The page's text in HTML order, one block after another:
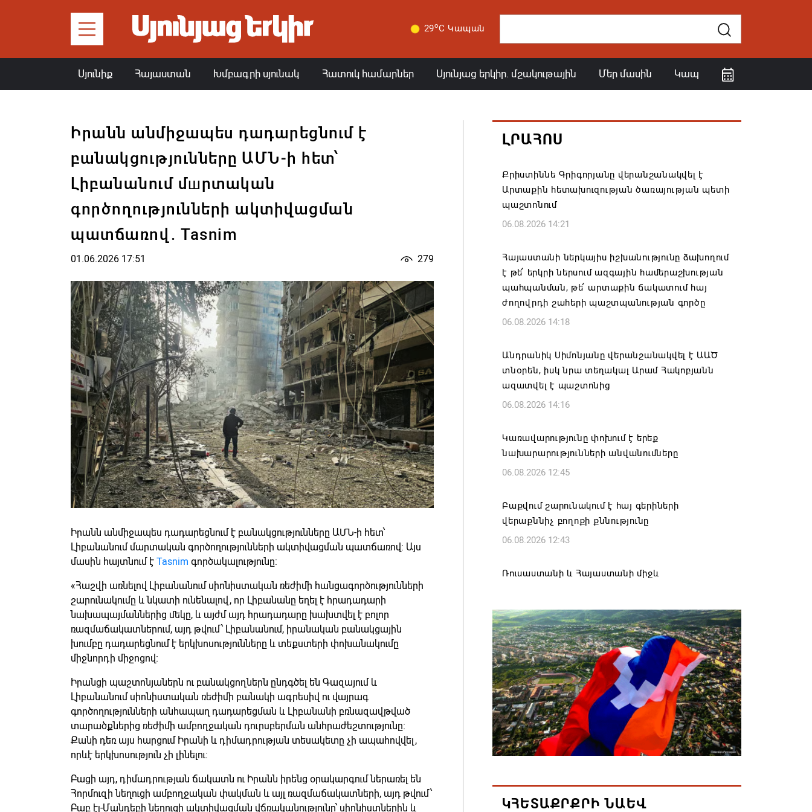
29oC Կապան
Սյունիք Հայաստան Խմբագրի սյունակ Հատուկ համարներ Սյունյաց երկիր. մշակութային Մեր մասին Կապ
Իրանն անմիջապես դադարեցնում է
բանակցությունները ԱՄՆ-ի հետ՝
Լիբանանում մшրտական
գործողությունների ակտիվացման
պատճառով. Tasnim
01.06.2026 17:51 279
Իրանն անմիջապես դադարեցնում է բանակցությունները ԱՄՆ-ի հետ՝
Լիբանանում մարտական գործողությունների ակտիվացման պատճառով: Այս
մասին հայտնում է Tasnim գործակալությունը:
«Հաշվի առնելով Լիբանանում սիոնիստական ռեժիմի հանցագործությունների
շարունակումը և նկատի ունենալով, որ Լիբանանը եղել է հրադադարի
նախապայմաններից մեկը, և այժմ այդ հրադադարը խախտվել է բոլոր
ռազմաճակատներում, այդ թվում՝ Լիբանանում, իրանական բանակցային
խումբը դադարեցնում է երկխոսությունները և տեքստերի փոխանակումը
միջնորդի միջոցով։
Իրանցի պաշտոնյաներն ու բանակցողներն ընդգծել են Գազայում և
Լիբանանում սիոնիստական ռեժիմի բանակի ագրեսիվ ու վայրագ
գործողությունների անհապաղ դադարեցման և Լիբանանի բռնազավթված
տարածքներից ռեժիմի ամբողջական դուրսբերման անհրաժեշտությունը։
Քանի դեռ այս հարցում Իրանի և դիմադրության տեսակետը չի ապահովվել,
որևէ երկխոսություն չի լինելու։
Բացի այդ, դիմադրության ճակատն ու Իրանն իրենց օրակարգում ներառել են
Հորմուզի նեղուցի ամբողջական փակման և այլ ռազմաճակատների, այդ թվում՝
Բաբ էլ-Մանդեբի նեղուցի ակտիվացման վճռականությունը՝ սիոնիստներին և
ԼՐԱՀՈՍ
Քրիստիննե Գրիգորյանը վերանշանակվել է
Արտաքին հետախուզության ծառայության պետի
պաշտոնում
06.08.2026 14:21
Հայաստանի ներկայիս իշխանությունը ձախողում
է թե՛ երկրի ներսում ազգային համերաշխության
պահպանման, թե՛ արտաքին ճակատում հայ
ժողովրդի շահերի պաշտպանության գործը
06.08.2026 14:18
Անդրանիկ Սիմոնյանը վերանշանակվել է ԱԱԾ
տնօրեն, իսկ նրա տեղակալ Արամ Հակոբյանն
ազատվել է պաշտոնից
06.08.2026 14:16
Կառավարությունը փոխում է երեք
նախարարությունների անվանումները
06.08.2026 12:45
Բաքվում շարունակում է հայ գերիների
վերաքննիչ բողոքի քննությունը
06.08.2026 12:43
Ռուսաստանի և Հայաստանի միջև
06.08.2026 12:08
Մեկնարկել է «Շուկայի զարգացող ՓՄՁ
դերակատարների» աջակցության մրցութային
հայտադիմումների ընդունումը
06.08.2026 12:05
Կապան քաղաքում ավարտին է հասցվել
համայնքապետարանի պատվիրատվությամբ
06.08.2026 11:58
ԿՀԵՏԱՔՐՔՐԻ ՆԱԵՎ